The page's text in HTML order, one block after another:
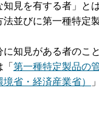
知 見を有する者」と
法並びに第一種特定
に知見がある者のこ
「 第一種特定製品の
省・経済産業省）